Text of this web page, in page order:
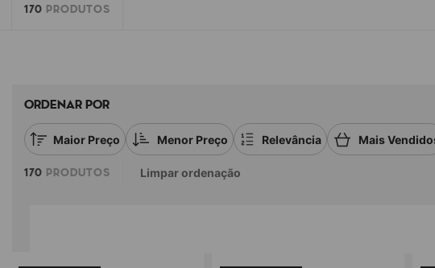
170 PRODUTOS
ORDENAR POR
Maior Preço Menor Preço Relevância Mais
170 PRODUTOS Limpar ordenação